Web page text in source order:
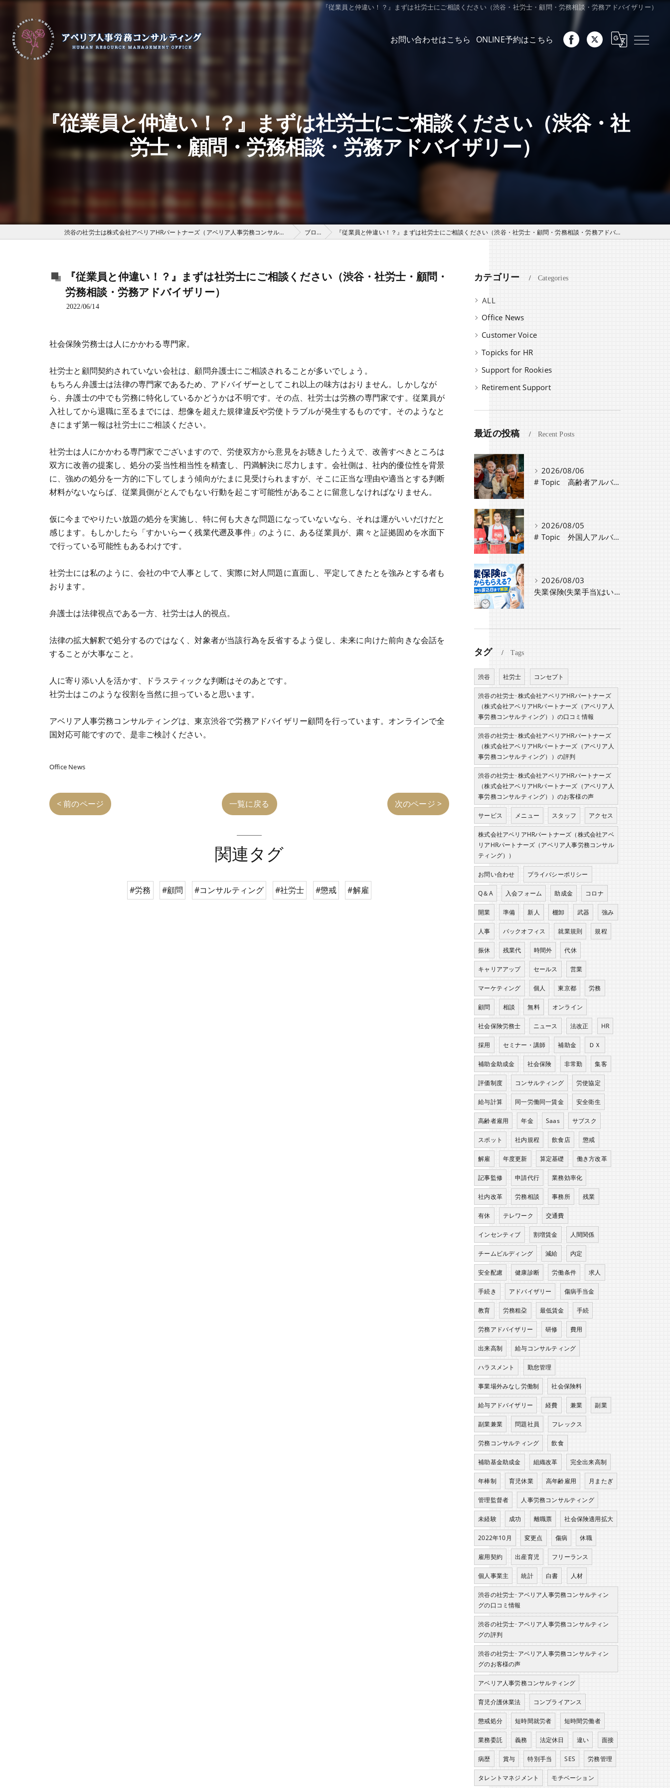
『従業員と仲違い！？』まずは社労士にご相談ください（渋谷・社労士・顧問・労務相談・労務アドバイザリー）
お問い合わせはこちら ONLINE予約はこちら
『従業員と仲違い！？』まずは社労士にご相談ください（渋谷・社
労士・顧問・労務相談・労務アドバイザリー）
渋谷の社労士は株式会社アベリアHRパートナーズ（アベリア人事労務コンサルティング） ブログ 『従業員と仲違い！？』まずは社労士にご相談ください（渋谷・社労士・顧問・労務相談・労務アドバイザリー）
『従業員と仲違い！？』まずは社労士にご相談ください（渋谷・社労士・顧問・
労務相談・労務アドバイザリー）
2022/06/14
社会保険労務士は人にかかわる専門家。
社労士と顧問契約されていない会社は、顧問弁護士にご相談されることが多いでしょう。
もちろん弁護士は法律の専門家であるため、アドバイザーとしてこれ以上の味方はおりません。しかしなが
ら、弁護士の中でも労務に特化しているかどうかは不明です。その点、社労士は労務の専門家です。従業員が
入社してから退職に至るまでには、想像を超えた規律違反や労使トラブルが発生するものです。そのようなと
きにまず第一報は社労士にご相談ください。
社労士は人にかかわる専門家でございますので、労使双方から意見をお聴きしたうえで、改善すべきところは
双方に改善の提案し、処分の妥当性相当性を精査し、円満解決に尽力します。会社側は、社内的優位性を背景
に、強めの処分を一方的に下してしまう傾向がたまに見受けられますが、そこに正当な理由や適当とする判断
材料がないならば、従業員側がとんでもない行動を起こす可能性があることに留意しなければなりません。
仮に今までやりたい放題の処分を実施し、特に何も大きな問題になっていないなら、それは運がいいだけだと
感じます。もしかしたら「すかいらーく残業代遡及事件」のように、ある従業員が、粛々と証拠固めを水面下
で行っている可能性もあるわけです。
社労士には私のように、会社の中で人事として、実際に対人問題に直面し、平定してきたとを強みとする者も
おります。
弁護士は法律視点である一方、社労士は人的視点。
法律の拡大解釈で処分するのではなく、対象者が当該行為を反省するよう促し、未来に向けた前向きな会話を
することが大事なこと。
人に寄り添い人を活かす、ドラスティックな判断はそのあとです。
社労士はこのような役割を当然に担っていると思います。
アベリア人事労務コンサルティングは、東京渋谷で労務アドバイザリー顧問を行っています。オンラインで全
国対応可能ですので、是非ご検討ください。
Office News
< 前のページ 一覧に戻る 次のページ >
関連タグ
#労務 #顧問 #コンサルティング #社労士 #懲戒 #解雇
カテゴリー Categories
全てのカテゴリー
Office News
Customer Voice
Topicks for HR
Support for Rookies
Retirement Support
最近の投稿 Recent Posts
2026/08/06
# Topic 高齢者アルバイト・パート採用時の注意点と労働条件の違い
2026/08/05
# Topic 外国人アルバイト採用時に必要な手続きと注意点
2026/08/03
失業保険(失業手当)はいつからもらえる？認定日から振込日までのスケジュールや種類・条件を解説
タグ Tags
渋谷 社労士 コンセプト
渋谷の社労士･株式会社アベリアHRパートナーズ
（株式会社アベリアHRパートナーズ（アベリア人
事労務コンサルティング））の口コミ情報
渋谷の社労士･株式会社アベリアHRパートナーズ
（株式会社アベリアHRパートナーズ（アベリア人
事労務コンサルティング））の評判
渋谷の社労士･株式会社アベリアHRパートナーズ
（株式会社アベリアHRパートナーズ（アベリア人
事労務コンサルティング））のお客様の声
サービス メニュー スタッフ アクセス
株式会社アベリアHRパートナーズ（株式会社アベ
リアHRパートナーズ（アベリア人事労務コンサル
ティング））
お問い合わせ プライバシーポリシー
Q＆A 入会フォーム 助成金 コロナ
開業 準備 新人 棚卸 武器 強み
人事 バックオフィス 就業規則 規程
振休 残業代 時間外 代休
キャリアアップ セールス 営業
マーケティング 個人 東京都 労務
顧問 相談 無料 オンライン
社会保険労務士 ニュース 法改正 HR
採用 セミナー・講師 補助金 ＤＸ
補助金助成金 社会保険 非常勤 集客
評価制度 コンサルティング 労使協定
給与計算 同一労働同一賃金 安全衛生
高齢者雇用 年金 Saas サブスク
スポット 社内規程 飲食店 懲戒
解雇 年度更新 算定基礎 働き方改革
記事監修 申請代行 業務効率化
社内改革 労務相談 事務所 残業
有休 テレワーク 交通費
インセンティブ 割増賃金 人間関係
チームビルディング 減給 内定
安全配慮 健康診断 労働条件 求人
手続き アドバイザリー 傷病手当金
教育 労務粗朶 最低賃金 手続
労務アドバイザリー 研修 費用
出来高制 給与コンサルティング
ハラスメント 勤怠管理
事業場外みなし労働制 社会保険料
給与アドバイザリー 経費 兼業 副業
副業兼業 問題社員 フレックス
労務コンサルティング 飲食
補助基金助成金 組織改革 完全出来高制
年棒制 育児休業 高年齢雇用 月またぎ
管理監督者 人事労務コンサルティング
未経験 成功 離職票 社会保険適用拡大
2022年10月 変更点 傷病 休職
雇用契約 出産育児 フリーランス
個人事業主 統計 白書 人材
渋谷の社労士･アベリア人事労務コンサルティン
グの口コミ情報
渋谷の社労士･アベリア人事労務コンサルティン
グの評判
渋谷の社労士･アベリア人事労務コンサルティン
グのお客様の声
アベリア人事労務コンサルティング
育児介護休業法 コンプライアンス
懲戒処分 短時間就労者 短時間労働者
業務委託 義務 法定休日 違い 面接
病歴 賞与 特別手当 SES 労務管理
タレントマネジメント モチベーション